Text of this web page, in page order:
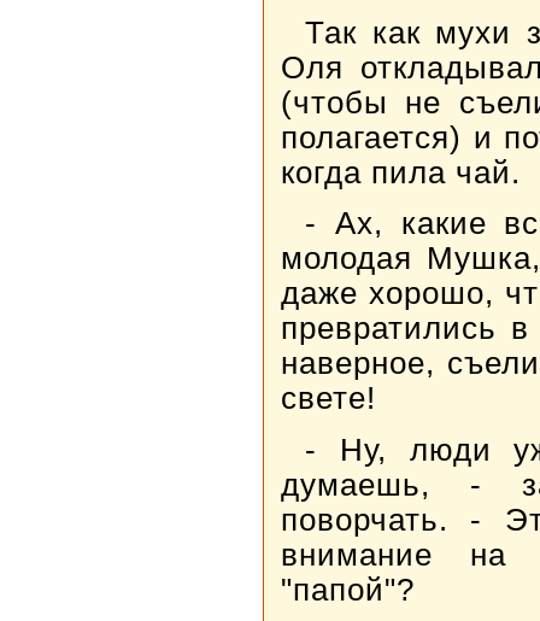
Так как мухи
Оля
(чтобы не
полагается) и
когда пила чай.
- Ах, какие
молодая
даже хорошо,
превратились
наверное,
свете!
- Ну, люди
думаешь, -
поворчать. -
внимание на
"папой"?